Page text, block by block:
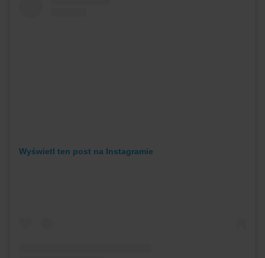
Wyświetl ten post na Instagramie